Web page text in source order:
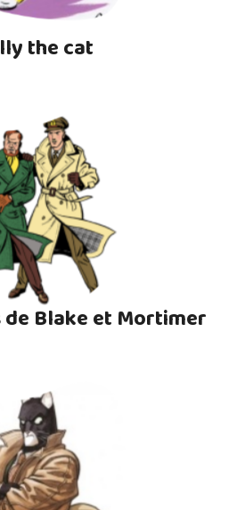
the cat
de Blake et Mortimer